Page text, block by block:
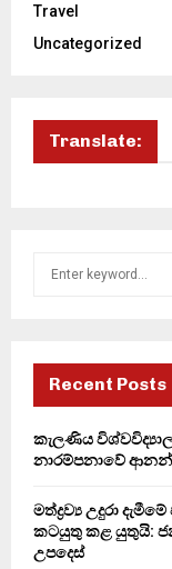
Travel
Uncategorized
Translate:
f
r
Recent Posts
කැලණිය
නාරම්පනාවේ
මත්ද්‍රව්‍ය උදුරා
කටයුතු කළ යුතුයි:
උපදෙස්